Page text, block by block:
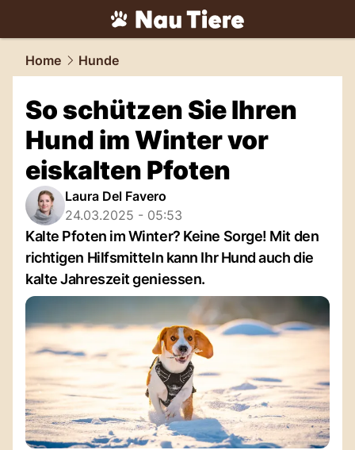
tiere.NAU.ch
Home Hunde
So schützen Sie Ihren
Hund im Winter vor
eiskalten Pfoten
Laura Del Favero
24.03.2025 - 05:53
Kalte Pfoten im Winter? Keine Sorge! Mit den
richtigen Hilfsmitteln kann Ihr Hund auch die
kalte Jahreszeit geniessen.